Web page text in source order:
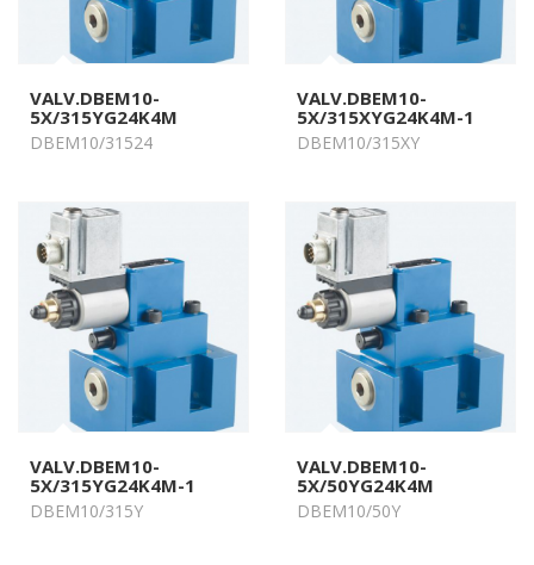
VALV.DBEM10-
5X/315YG24K4M
DBEM10/31524
VALV.DBEM10-
5X/315XYG24K4M-1
DBEM10/315XY
VALV.DBEM10-
5X/315YG24K4M-1
DBEM10/315Y
VALV.DBEM10-
5X/50YG24K4M
DBEM10/50Y